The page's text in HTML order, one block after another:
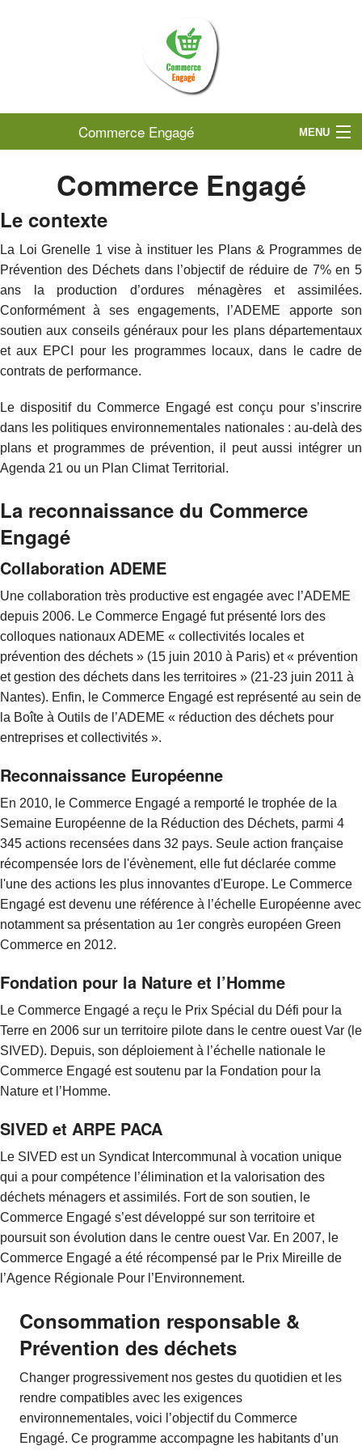
Commerce Engagé MENU
OÙ TROUVER SON COMMERCE ?
CENTRE OUEST VAR (SIVED NG)
GUYANE (CACL)
MARSEILLE PROVENCE (MÉTROPOLE AIX-MARSEILLE-PROVENCE)
PAYS D’AIX (MÉTROPOLE AIX-MARSEILLE-PROVENCE)
PRINCIPAUTÉ DE MONACO
VILLE DE MIRAMAS
S’INSCRIRE À LA NEWSLETTER
Commerce Engagé
Le contexte
La Loi Grenelle 1 vise à instituer les Plans & Programmes de
Prévention des Déchets dans l’objectif de réduire de 7% en 5
ans la production d’ordures ménagères et assimilées.
Conformément à ses engagements, l’ADEME apporte son
soutien aux conseils généraux pour les plans départementaux
et aux EPCI pour les programmes locaux, dans le cadre de
contrats de performance.
Le dispositif du Commerce Engagé est conçu pour s’inscrire
dans les politiques environnementales nationales : au-delà des
plans et programmes de prévention, il peut aussi intégrer un
Agenda 21 ou un Plan Climat Territorial.
La reconnaissance du Commerce
Engagé
Collaboration ADEME
Une collaboration très productive est engagée avec l’ADEME
depuis 2006. Le Commerce Engagé fut présenté lors des
colloques nationaux ADEME « collectivités locales et
prévention des déchets » (15 juin 2010 à Paris) et « prévention
et gestion des déchets dans les territoires » (21-23 juin 2011 à
Nantes). Enfin, le Commerce Engagé est représenté au sein de
la Boîte à Outils de l’ADEME « réduction des déchets pour
entreprises et collectivités ».
Reconnaissance Européenne
En 2010, le Commerce Engagé a remporté le trophée de la
Semaine Européenne de la Réduction des Déchets, parmi 4
345 actions recensées dans 32 pays. Seule action française
récompensée lors de l'évènement, elle fut déclarée comme
l'une des actions les plus innovantes d'Europe. Le Commerce
Engagé est devenu une référence à l’échelle Européenne avec
notamment sa présentation au 1er congrès européen Green
Commerce en 2012.
Fondation pour la Nature et l’Homme
Le Commerce Engagé a reçu le Prix Spécial du Défi pour la
Terre en 2006 sur un territoire pilote dans le centre ouest Var (le
SIVED). Depuis, son déploiement à l’échelle nationale le
Commerce Engagé est soutenu par la Fondation pour la
Nature et l’Homme.
SIVED et ARPE PACA
Le SIVED est un Syndicat Intercommunal à vocation unique
qui a pour compétence l’élimination et la valorisation des
déchets ménagers et assimilés. Fort de son soutien, le
Commerce Engagé s’est développé sur son territoire et
poursuit son évolution dans le centre ouest Var. En 2007, le
Commerce Engagé a été récompensé par le Prix Mireille de
l’Agence Régionale Pour l’Environnement.
Consommation responsable &
Prévention des déchets
Changer progressivement nos gestes du quotidien et les
rendre compatibles avec les exigences
environnementales, voici l’objectif du Commerce
Engagé. Ce programme accompagne les habitants d’un